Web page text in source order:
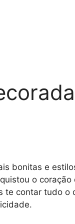
bonitas e
o coração
contar tudo o